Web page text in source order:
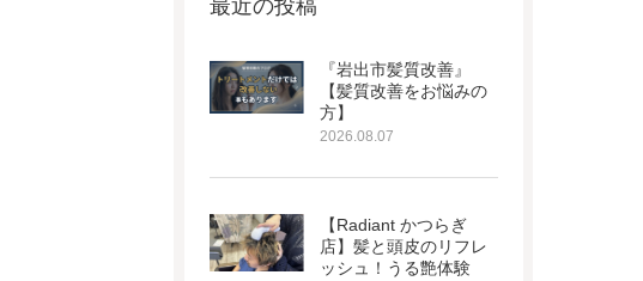
最近の投稿
『岩出市髪質改善』
【髪質改善をお悩みの
方】
2026.08.07
【Radiant かつらぎ
店】髪と頭皮のリフレ
ッシュ！うる艶体験